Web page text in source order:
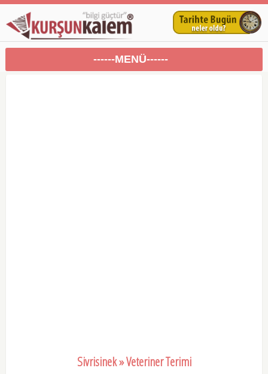
------MENÜ------
Sivrisinek » Veteriner Terimi